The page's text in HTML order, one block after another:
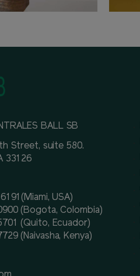
BALL SB
Street, suite 580.
33126
USA)
(Bogota, Colombia)
(Quito, Ecuador)
(Naivasha, Kenya)